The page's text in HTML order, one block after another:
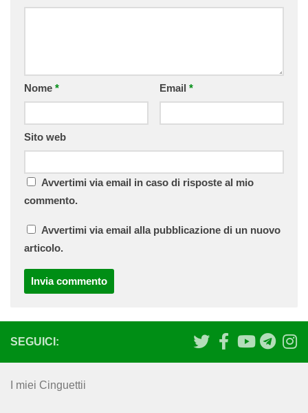
Nome * Email *
Sito web
Avvertimi via email in caso di risposte al mio
commento.
Avvertimi via email alla pubblicazione di un nuovo
articolo.
SEGUICI:
I miei Cinguettii